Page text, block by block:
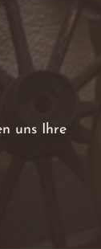
uns Ihre